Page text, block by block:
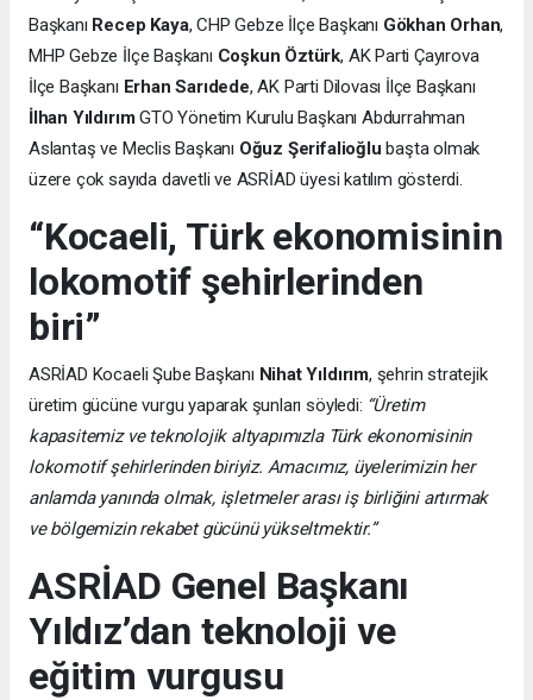
Başkanı Recep Kaya, CHP Gebze İlçe Başkanı Gökhan Orhan,
MHP Gebze İlçe Başkanı Coşkun Öztürk, AK Parti Çayırova
İlçe Başkanı Erhan Sarıdede, AK Parti Dilovası İlçe Başkanı
İlhan YıldırımGTO Yönetim Kurulu Başkanı Abdurrahman
Aslantaş ve Meclis Başkanı Oğuz Şerifalioğlu başta olmak
üzere çok sayıda davetli ve ASRİAD üyesi katılım gösterdi.
“Kocaeli, Türk ekonomisinin
lokomotif şehirlerinden
biri”
ASRİAD Kocaeli Şube Başkanı Nihat Yıldırım, şehrin stratejik
üretim gücüne vurgu yaparak şunları söyledi: “Üretim
kapasitemiz ve teknolojik altyapımızla Türk ekonomisinin
lokomotif şehirlerinden biriyiz. Amacımız, üyelerimizin her
anlamda yanında olmak, işletmeler arası iş birliğini artırmak
ve bölgemizin rekabet gücünü yükseltmektir.”
ASRİAD Genel Başkanı
Yıldız’dan teknoloji ve
eğitim vurgusu